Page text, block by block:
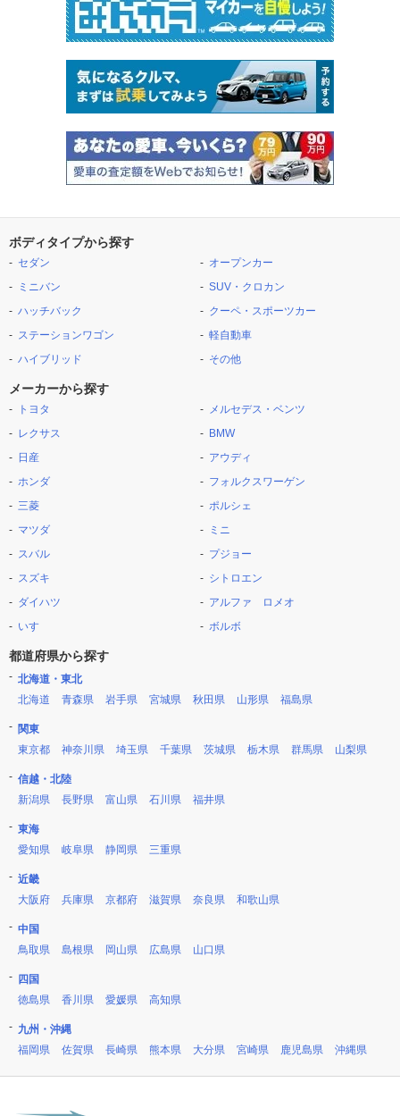
ボディタイプから探す
セダン
ミニバン
ハッチバック
ステーションワゴン
ハイブリッド
オープンカー
SUV・クロカン
クーペ・スポーツカー
軽自動車
その他
メーカーから探す
トヨタ
レクサス
日産
ホンダ
三菱
マツダ
スバル
スズキ
ダイハツ
いすゞ
メルセデス・ベンツ
BMW
アウディ
フォルクスワーゲン
ポルシェ
ミニ
プジョー
シトロエン
アルファ ロメオ
ボルボ
都道府県から探す
北海道・東北
北海道
青森県 岩手県 宮城県 秋田県 山形県 福島県
関東
東京都
神奈川県 埼玉県 千葉県 茨城県 栃木県 群馬県 山梨県
信越・北陸
新潟県
長野県 富山県 石川県 福井県
東海
愛知県
岐阜県 静岡県 三重県
近畿
大阪府
兵庫県 京都府 滋賀県 奈良県 和歌山県
中国
鳥取県
島根県 岡山県 広島県 山口県
四国
徳島県
香川県 愛媛県 高知県
九州・沖縄
福岡県
佐賀県 長崎県 熊本県 大分県 宮崎県 鹿児島県 沖縄県